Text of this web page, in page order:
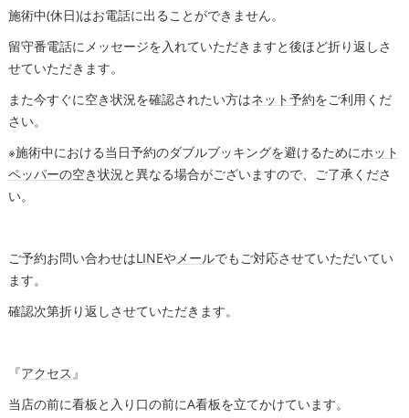
施術中(休日)はお電話に出ることができません。
留守番電話にメッセージを入れていただきますと後ほど折り返しさ
せていただきます。
また今すぐに空き状況を確認されたい方はネット予約をご利用くだ
さい。
※施術中における当日予約のダブルブッキングを避けるためにホット
ペッパーの空き状況 と異なる場合がございますので、ご了承くださ
い。
ご予約お問い合わせはLINEやメールでもご対応させていただいてい
ます。
確認次第折り返しさせていただきます。
『アクセス 』
当店の前に看板と入り口の前にA看板を立てかけています。